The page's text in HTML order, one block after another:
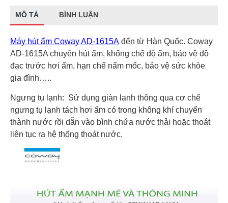
MÔ TẢ BÌNH LUẬN
Máy hút ẩm Coway AD-1615A đến từ Hàn Quốc. Coway
AD-1615A chuyên hút ẩm, khống chế độ ẩm, bảo vệ đồ
đạc trước hơi ẩm, hạn chế nấm mốc, bảo vệ sức khỏe
gia đình…..
Ngưng tụ lạnh: Sử dụng giàn lạnh thông qua cơ chế
ngưng tụ lạnh tách hơi ẩm có trong không khí chuyển
thành nước rồi dẫn vào bình chứa nước thải hoặc thoát
liên tục ra hệ thống thoát nước.